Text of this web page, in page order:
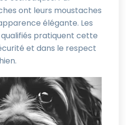
ont leurs moustaches
élégante. Les
pratiquent cette
et dans le respect